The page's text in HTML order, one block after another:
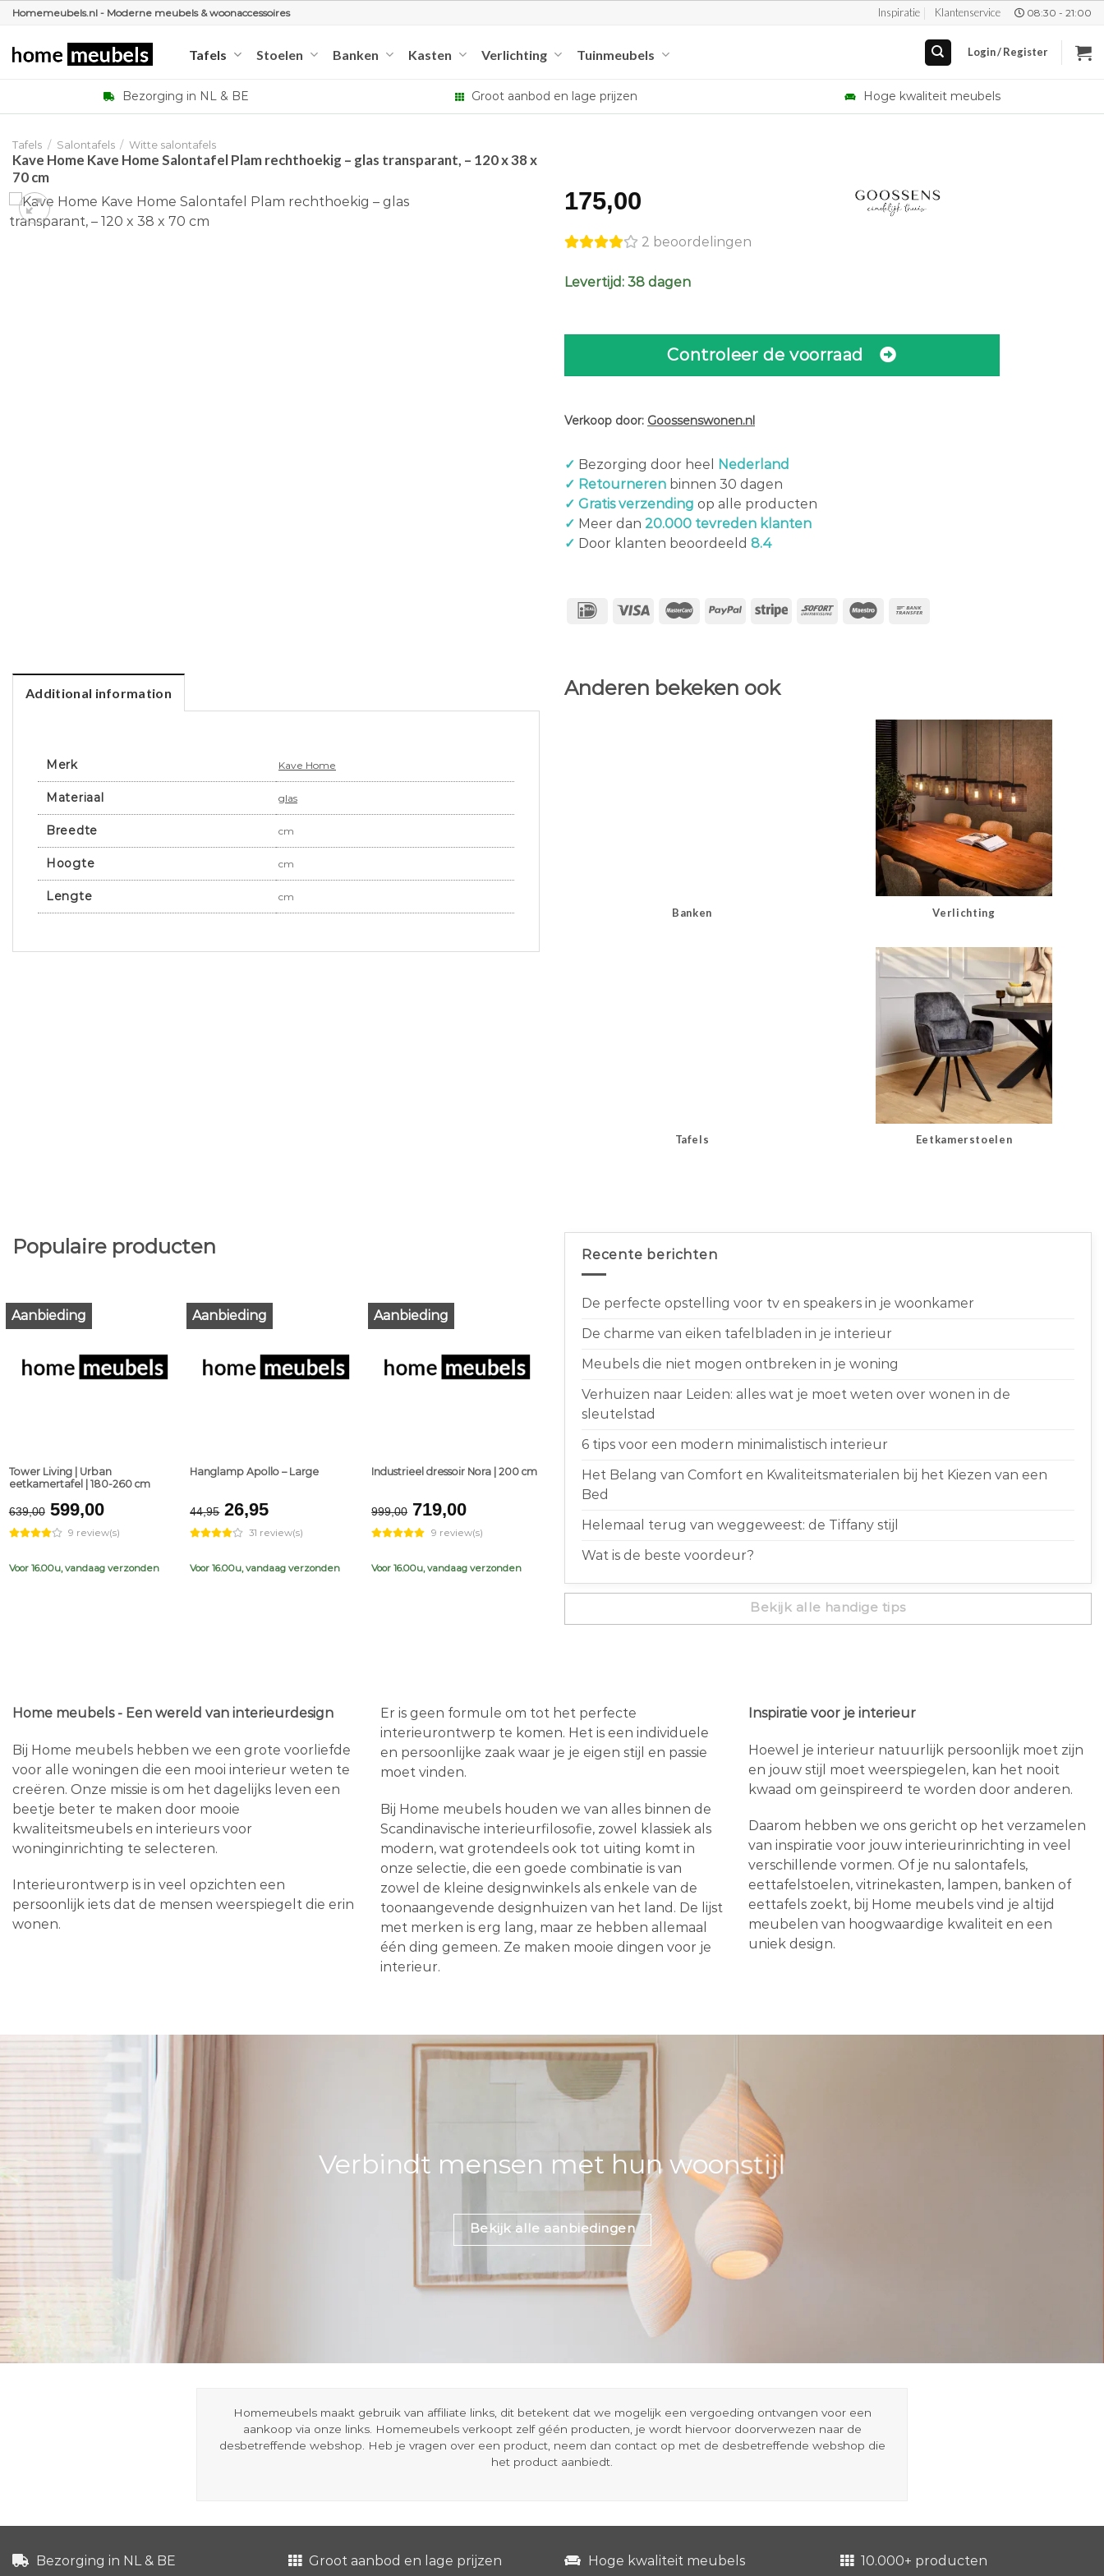
Ga
inhoud
Homemeubels.nl - Moderne meubels & woonaccessoires Inspiratie Klantenservice 08:30 - 21:00
Tafels Stoelen Banken Kasten Verlichting Tuinmeubels Login / Register
Bezorging in NL & BE Groot aanbod en lage prijzen Hoge kwaliteit meubels
Tafels / Salontafels / Witte salontafels
Kave Home Kave Home Salontafel Plam rechthoekig – glas transparant, – 120 x 38 x
70 cm
175,00
2 beoordelingen
Levertijd: 38 dagen
Controleer de voorraad
Verkoop door: Goossenswonen.nl
✓ Bezorging door heel
Nederland
✓ Retourneren binnen 30 dagen
✓ Gratis verzending op alle producten
✓ Meer dan 20.000 tevreden klanten
✓ Door klanten beoordeeld 8.4
Additional information
Merk Kave Home
Materiaal glas
Breedte cm
Hoogte cm
Lengte cm
Anderen bekeken ook
Banken Verlichting
Tafels Eetkamerstoelen
Populaire producten
Aanbieding
Tower Living | Urban
eetkamertafel | 180-260 cm
639,00 Original
price
was:
€639,00.
599,00Current
price
is:
€599,00.
9 review(s)
Voor 16.00u, vandaag verzonden
Aanbieding
Hanglamp Apollo – Large
44,95 Original
price
was:
€44,95.
26,95Current
price
is:
€26,95.
31 review(s)
Voor 16.00u, vandaag verzonden
Aanbieding
Industrieel dressoir Nora | 200 cm
999,00 Original
price
was:
€999,00.
719,00Current
price
is:
€719,00.
9 review(s)
Voor 16.00u, vandaag verzonden
Recente berichten
De perfecte opstelling voor tv en speakers in je woonkamer
De charme van eiken tafelbladen in je interieur
Meubels die niet mogen ontbreken in je woning
Verhuizen naar Leiden: alles wat je moet weten over wonen in de
sleutelstad
6 tips voor een modern minimalistisch interieur
Het Belang van Comfort en Kwaliteitsmaterialen bij het Kiezen van een
Bed
Helemaal terug van weggeweest: de Tiffany stijl
Wat is de beste voordeur?
Bekijk alle handige tips
Home meubels - Een wereld van interieurdesign
Bij Home meubels hebben we een grote voorliefde
voor alle woningen die een mooi interieur weten te
creëren. Onze missie is om het dagelijks leven een
beetje beter te maken door mooie
kwaliteitsmeubels en interieurs voor
woninginrichting te selecteren.
Interieurontwerp is in veel opzichten een
persoonlijk iets dat de mensen weerspiegelt die erin
wonen.
Er is geen formule om tot het perfecte
interieurontwerp te komen. Het is een individuele
en persoonlijke zaak waar je je eigen stijl en passie
moet vinden.
Bij Home meubels houden we van alles binnen de
Scandinavische interieurfilosofie, zowel klassiek als
modern, wat grotendeels ook tot uiting komt in
onze selectie, die een goede combinatie is van
zowel de kleine designwinkels als enkele van de
toonaangevende designhuizen van het land. De lijst
met merken is erg lang, maar ze hebben allemaal
één ding gemeen. Ze maken mooie dingen voor je
interieur.
Inspiratie voor je interieur
Hoewel je interieur natuurlijk persoonlijk moet zijn
en jouw stijl moet weerspiegelen, kan het nooit
kwaad om geïnspireerd te worden door anderen.
Daarom hebben we ons gericht op het verzamelen
van inspiratie voor jouw interieurinrichting in veel
verschillende vormen. Of je nu salontafels,
eettafelstoelen, vitrinekasten, lampen, banken of
eettafels zoekt, bij Home meubels vind je altijd
meubelen van hoogwaardige kwaliteit en een
uniek design.
Verbindt mensen met hun woonstijl
Bekijk alle aanbiedingen
Homemeubels maakt gebruik van affiliate links, dit betekent dat we mogelijk een vergoeding ontvangen voor een
aankoop via onze links. Homemeubels verkoopt zelf géén producten, je wordt hiervoor doorverwezen naar de
desbetreffende webshop. Heb je vragen over een product, neem dan contact op met de desbetreffende webshop die
het product aanbiedt.
Bezorging in NL & BE Groot aanbod en lage prijzen Hoge kwaliteit meubels 10.000+ producten